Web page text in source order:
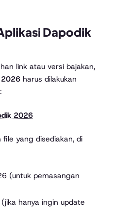
Dapodik
link atau versi bajakan,
2026 harus dilakukan
2026
yang disediakan, di
(untuk pemasangan
hanya ingin update